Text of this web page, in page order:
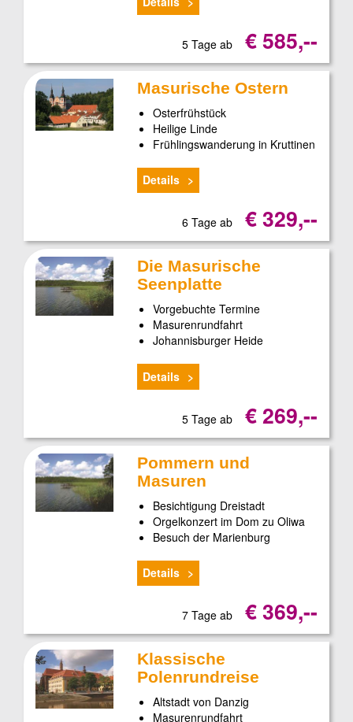
5 Tage ab € 585,--
Masurische Ostern
Osterfrühstück
Heilige Linde
Frühlingswanderung in Kruttinen
Details
6 Tage ab € 329,--
Die Masurische
Seenplatte
Vorgebuchte Termine
Masurenrundfahrt
Johannisburger Heide
Details
5 Tage ab € 269,--
Pommern und
Masuren
Besichtigung Dreistadt
Orgelkonzert im Dom zu Oliwa
Besuch der Marienburg
Details
7 Tage ab € 369,--
Klassische
Polenrundreise
Altstadt von Danzig
Masurenrundfahrt